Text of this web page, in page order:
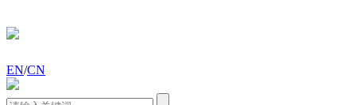
EN/CN